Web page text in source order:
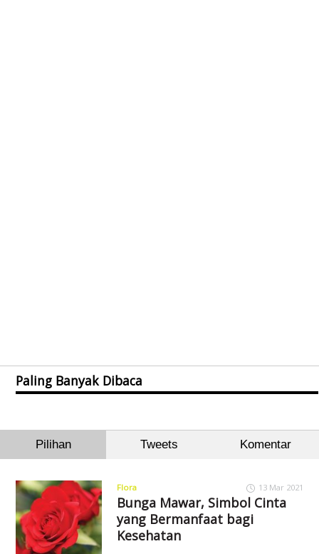
Paling Banyak Dibaca
Pilihan Tweets Komentar
Flora 13 Mar 2021
Bunga Mawar, Simbol Cinta
yang Bermanfaat bagi
Kesehatan